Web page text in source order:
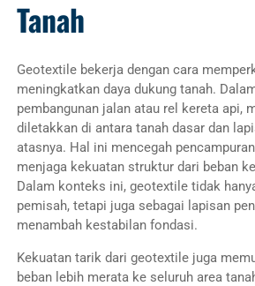
Tanah
Geotextile bekerja dengan cara
meningkatkan daya dukung tanah.
pembangunan jalan atau rel kereta api,
diletakkan di antara tanah dasar dan
atasnya. Hal ini mencegah
menjaga kekuatan struktur dari beban
Dalam konteks ini, geotextile tidak
pemisah, tetapi juga sebagai lapisan
menambah kestabilan fondasi.
Kekuatan tarik dari geotextile juga
beban lebih merata ke seluruh area